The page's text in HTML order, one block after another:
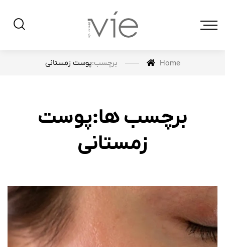
Home برچسب:پوست زمستانی
برچسب ها:پوست
زمستانی